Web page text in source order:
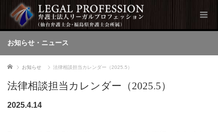
お知らせ・ニュース
ホーム お知らせ 法律相談担当カレンダー（2025.5）
法律相談担当カレンダー（2025.5）
2025.4.14